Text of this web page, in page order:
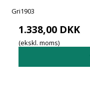
Gri1903
1.338,00 DKK
(ekskl. moms)